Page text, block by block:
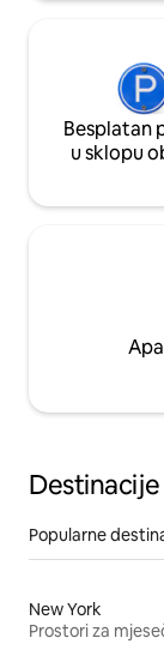
Besplatan
u sklopu
Popularne
New York
Prostori za